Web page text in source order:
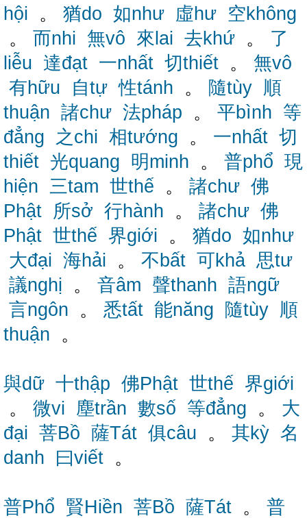
hội 。 猶do 如như 虛hư 空không
。 而nhi 無vô 來lai 去khứ 。 了
liễu 達đạt 一nhất 切thiết 。 無vô
有hữu
自tự 性tánh 。 隨tùy 順
thuận 諸chư 法pháp 。 平bình 等
đẳng
之chi 相tướng 。 一nhất 切
thiết 光quang 明minh 。 普phổ 現
hiện 三tam 世thế 。 諸chư 佛
Phật 所sở 行hành 。 諸chư 佛
Phật 世thế 界giới 。 猶do 如như
大đại 海hải 。 不bất 可khả 思tư
議nghị 。 音âm 聲thanh 語ngữ
言ngôn 。 悉tất 能năng 隨tùy 順
thuận 。
與dữ 十thập 佛Phật 世thế 界giới
。 微vi 塵trần 數số 等đẳng 。 大
đại 菩Bồ 薩Tát 俱câu 。 其kỳ 名
danh
曰viết 。
普Phổ 賢Hiền 菩Bồ 薩Tát 。 普